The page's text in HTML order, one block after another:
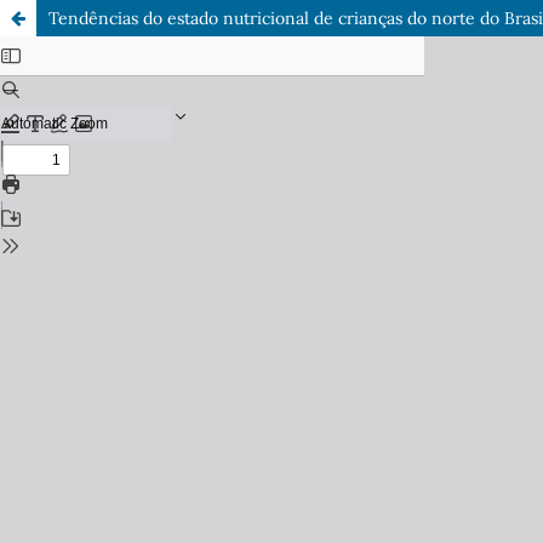
Tendências do estado nutricional de crianças do norte do